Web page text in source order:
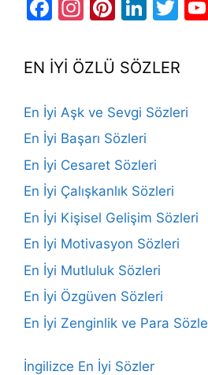
Facebook
Instagram
EN İYİ ÖZLÜ SÖZLER
En İyi Aşk ve Sevgi Sözleri
En İyi Başarı Sözleri
En İyi Cesaret Sözleri
En İyi Çalışkanlık Sözleri
En İyi Kişisel Gelişim Sözleri
En İyi Motivasyon Sözleri
En İyi Mutluluk Sözleri
En İyi Özgüven Sözleri
En İyi Zenginlik ve Para
İngilizce En İyi Sözler